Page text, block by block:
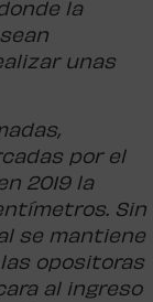
la
unas
por el
2019 la
Sin
se mantiene
opositoras
al ingreso